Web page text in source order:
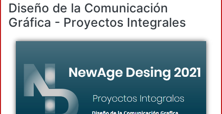
Diseño de la Comunicación
Gráfica - Proyectos Integrales